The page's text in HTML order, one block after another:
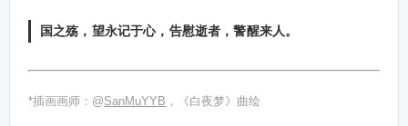
国之殇，望永记于心，告慰逝者，警醒来人。
*插画画师：@SanMuYYB ，《白夜梦》曲绘